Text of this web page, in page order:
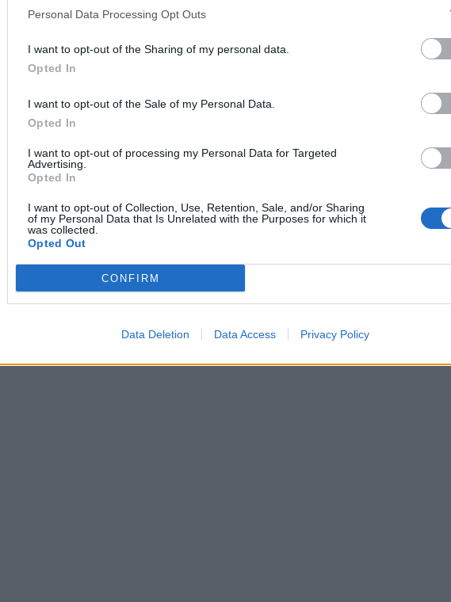
Personal Data Processing Opt Outs
I want to opt-out of the Sharing of my personal data.
Opted In
I want to opt-out of the Sale of my Personal Data.
Opted In
I want to opt-out of processing my Personal Data for Targeted
Advertising.
Opted In
I want to opt-out of Collection, Use, Retention, Sale, and/or Sharing
of my Personal Data that Is Unrelated with the Purposes for which it
was collected.
Opted Out
CONFIRM
Data Deletion Data Access Privacy Policy